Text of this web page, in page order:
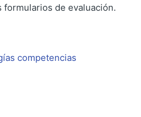
de evaluación.
competencias